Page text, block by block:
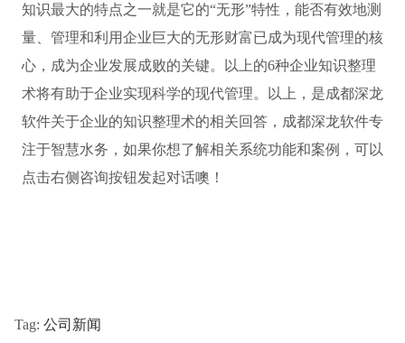
知识最大的特点之一就是它的“无形”特性，能否有效地测
量、管理和利用企业巨大的无形财富已成为现代管理的核
心，成为企业发展成败的关键。以上的6种企业知识整理
术将有助于企业实现科学的现代管理。以上，是成都深龙
软件关于企业的知识整理术的相关回答，成都深龙软件专
注于智慧水务，如果你想了解相关系统功能和案例，可以
点击右侧咨询按钮发起对话噢！
Tag: 公司新闻